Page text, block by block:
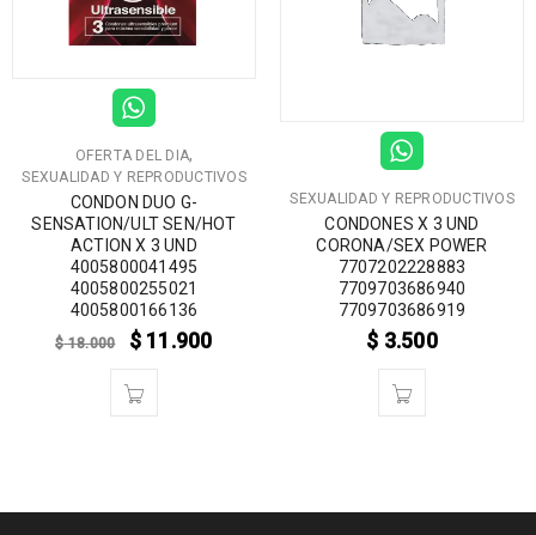
OFERTA DEL DIA,
SEXUALIDAD Y REPRODUCTIVOS
CONDON DUO G-
SENSATION/ULT SEN/HOT
ACTION X 3 UND
4005800041495
4005800255021
4005800166136
$18.000 $11.900
SEXUALIDAD Y REPRODUCTIVOS
CONDONES X 3 UND
CORONA/SEX POWER
7707202228883
7709703686940
7709703686919
$ 3.500